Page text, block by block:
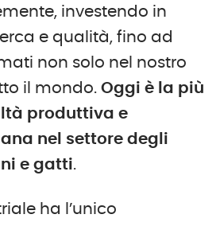
investendo in
e qualità, fino ad
non solo nel nostro
il mondo. Oggi è la più
produttiva e
nel settore degli
e gatti.
ha l’unico